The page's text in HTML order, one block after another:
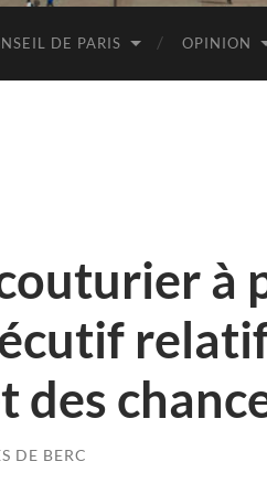
DE PARIS OPINION
à
des
DE BERC